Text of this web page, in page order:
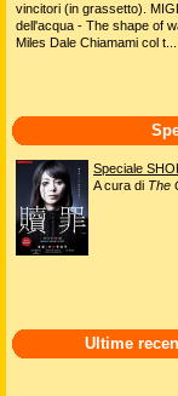
vincitori (in grassetto).
dell'acqua - The shape of
Miles Dale Chiamami col t...
Speciale
A cura di The
Ultime